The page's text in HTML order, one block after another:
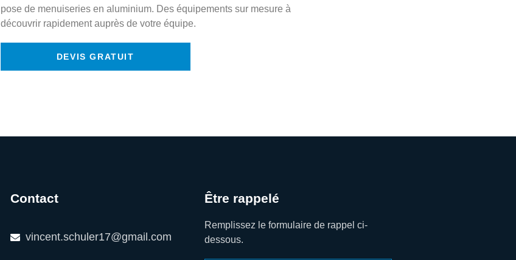
pose de menuiseries en aluminium. Des équipements sur mesure à
découvrir rapidement auprès de votre équipe.
DEVIS GRATUIT
Contact
vincent.schuler17@gmail.com
Être rappelé
Remplissez le formulaire de rappel ci-
dessous.